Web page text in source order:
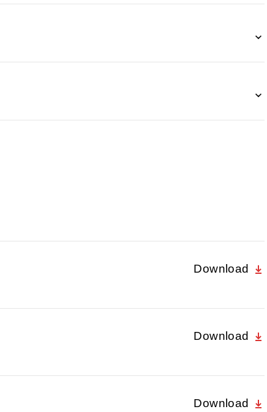
Download
Download
Download